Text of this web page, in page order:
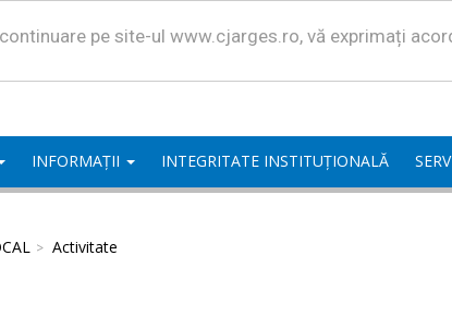
pe site-ul www.cjarges.ro, vă exprimați
INFORMAȚII INTEGRITATE INSTITUȚIONALĂ
Activitate